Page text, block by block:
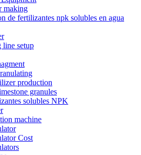
making
de fertilizantes npk solubles en agua
line setup
production
granules
solubles NPK
machine
Cost